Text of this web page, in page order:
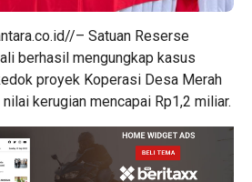
– Satuan Reserse
berhasil mengungkap kasus
proyek Koperasi Desa Merah
kerugian mencapai Rp1,2 miliar.